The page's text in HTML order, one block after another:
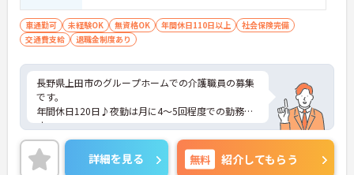
車通勤可 未経験OK 無資格OK 年間休日110日以上
社会保険完備
交通費支給
退職金制度あり
長野県上田市のグループホームでの介護職員の募集
です。
年間休日120日♪夜勤は月に4～5回程度での勤務で
す。
短時間の勤務や夜勤のみ等の働き方も相談可能で
す。
ご興味のある方は、面接のポイントをお伝えします
詳細を見る 無料 紹介してもらう